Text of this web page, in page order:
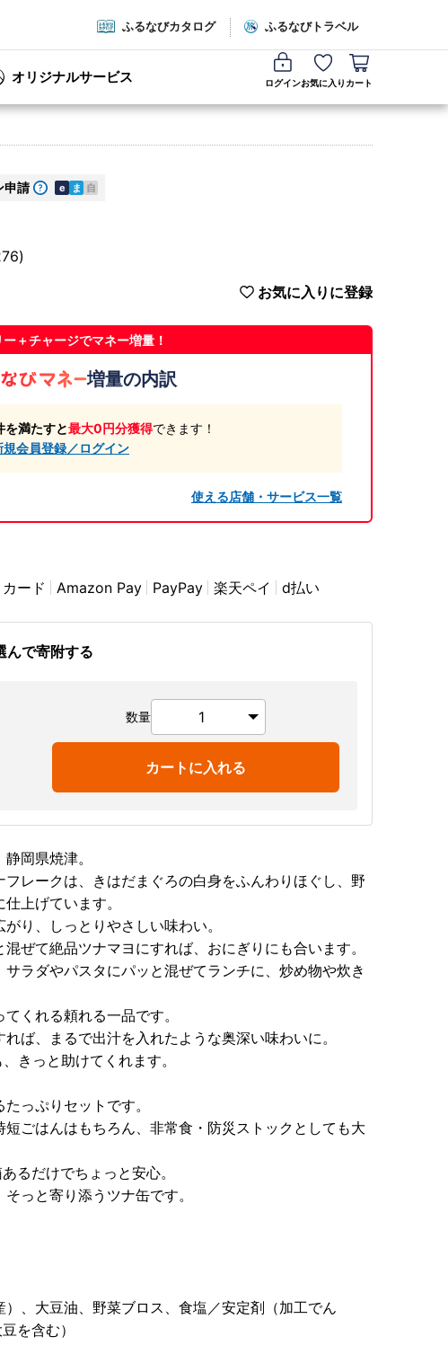
ふるなびカタログ ふるなびトラベル
オリジナルサービス ログインお気に入り カート
申請 e ま 自
お気に入りに登録
＋チャージでマネー増量！
増量の内訳
を満たすと最大0円分獲得できます！
規会員登録／ログイン
使える店舗・サービス一覧
ード Amazon Pay PayPay 楽天ペイ d払い
んで寄附する
数量
カートに入れる
岡県焼津。
レークは、きはだまぐろの白身をふんわりほぐし、野
上げています。
り、しっとりやさしい味わい。
ぜて絶品ツナマヨにすれば、おにぎりにも合います。
ラダやパスタにパッと混ぜてランチに、炒め物や炊き
くれる頼れる一品です。
ば、まるで出汁を入れたような奥深い味わいに。
きっと助けてくれます。
っぷりセットです。
ごはんはもちろん、非常食・防災ストックとしても大
るだけでちょっと安心。
っと寄り添うツナ缶です。
）、大豆油、野菜ブロス、食塩／安定剤（加工でん
を含む）